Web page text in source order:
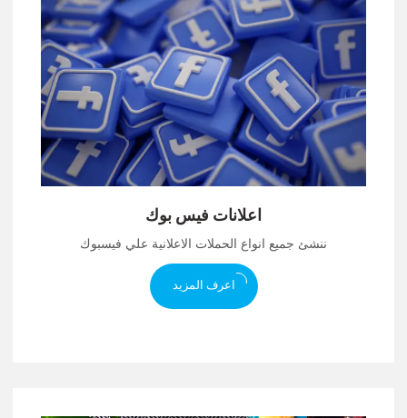
اعلانات فيس بوك
ننشئ جميع انواع الحملات الاعلانية علي فيسبوك
اعرف المزيد